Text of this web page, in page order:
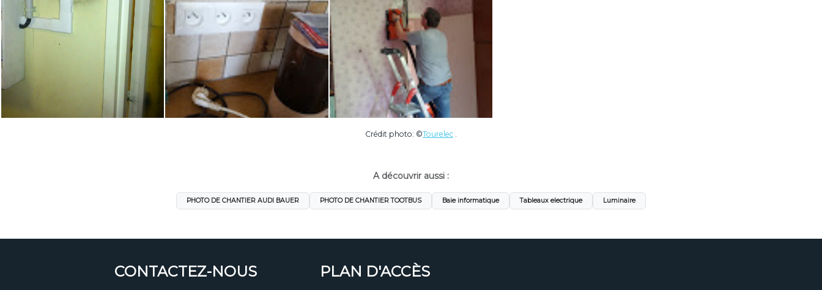
Crédit photo: ©Tourelec .
A découvrir aussi :
PHOTO DE CHANTIER AUDI BAUER PHOTO DE CHANTIER TOOTBUS Baie informatique Tableaux electrique Luminaire
CONTACTEZ-NOUS PLAN D'ACCÈS